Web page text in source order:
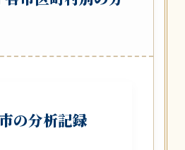
の分析記録